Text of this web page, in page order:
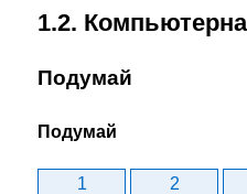
1.2.
Подумай
Подумай
1 2